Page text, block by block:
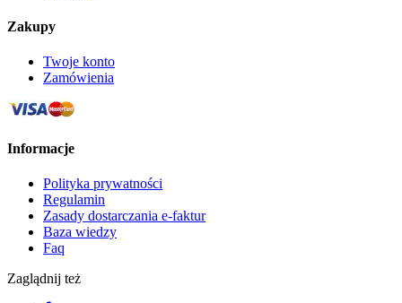
Zakupy
Twoje konto
Zamówienia
Informacje
Polityka prywatności
Regulamin
Zasady dostarczania e-faktur
Baza wiedzy
Faq
Zaglądnij też